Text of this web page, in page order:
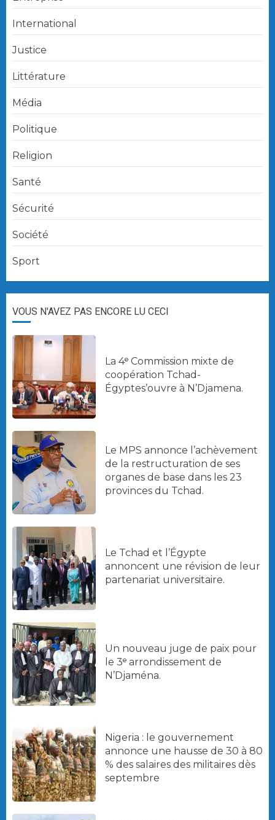
International
Justice
Littérature
Média
Politique
Religion
Santé
Sécurité
Société
Sport
VOUS N'AVEZ PAS ENCORE LU CECI
La 4ᵉ Commission mixte de
coopération Tchad-
Égyptes’ouvre à N’Djamena.
Le MPS annonce l’achèvement
de la restructuration de ses
organes de base dans les 23
provinces du Tchad.
Le Tchad et l’Égypte
annoncent une révision de leur
partenariat universitaire.
Un nouveau juge de paix pour
le 3ᵉ arrondissement de
N’Djaména.
Nigeria : le gouvernement
annonce une hausse de 30 à 80
% des salaires des militaires dès
septembre